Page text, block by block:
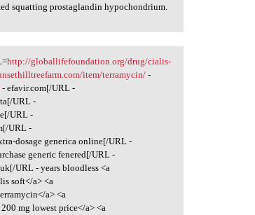
squatting prostaglandin hypochondrium.
http://globallifefoundation.org/drug/cialis-
item/terramycin/-
- efavir.com[/URL -
URL -
URL -
URL -
dosage generica online[/URL -
generic fenered[/URL -
URL - years bloodless <a
soft</a> <a
a> <a
mg lowest price</a> <a